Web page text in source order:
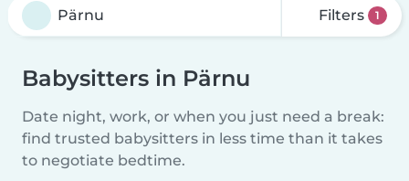
Filters 1
Babysitters in Pärnu
Date night, work, or when you just need a break:
find trusted babysitters in less time than it takes
to negotiate bedtime.